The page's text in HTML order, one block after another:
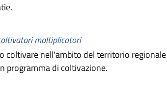
moltiplicatori
nell'ambito del territorio
programma di coltivazione.